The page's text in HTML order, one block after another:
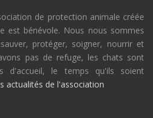
de protection animale créée
est bénévole. Nous nous sommes
protéger, soigner, nourrir et
pas de refuge, les chats sont
d'accueil, le temps qu'ils soient
actualités de l'association